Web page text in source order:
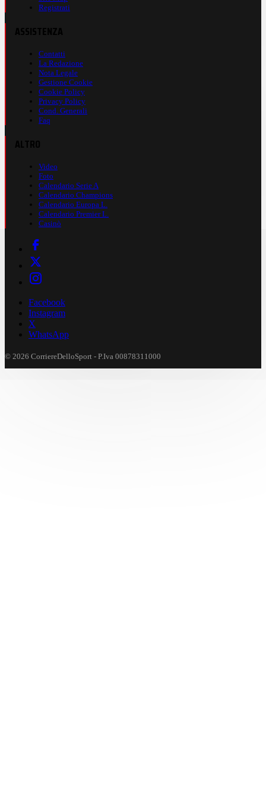
Registrati
Contatti
La Redazione
Nota Legale
Gestione Cookie
Cookie Policy
Privacy Policy
Cond. Generali
Faq
Video
Foto
Calendario Serie A
Calendario Champions
Calendario Europa L.
Calendario Premier L.
Casinò
Facebook
Instagram
X
WhatsApp
© 2026 CorriereDelloSport - P.Iva 00878311000